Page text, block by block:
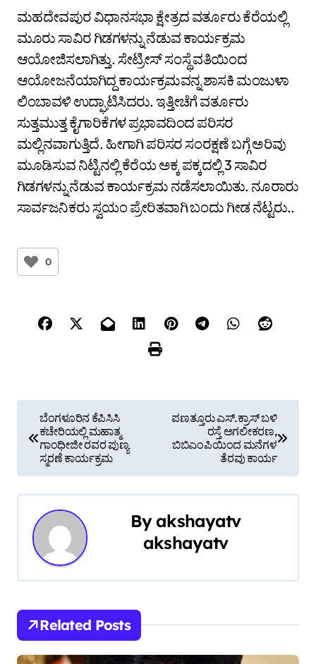
ಮಹದೇವಪುರ ವಿಧಾನಸಭಾ ಕ್ಷೇತ್ರದ ವರ್ತೂರು ಕೆರೆಯಲ್ಲಿ
ಮೂರು ಸಾವಿರ ಗಿಡಗಳನ್ನು ನೆಡುವ ಕಾರ್ಯಕ್ರಮ
ಆಯೋಜಿಸಲಾಗಿತ್ತು. ಸೇಟ್ರೀಸ್ ಸಂಸ್ಥೆ ವತಿಯಿಂದ
ಆಯೋಜನೆಯಾಗಿದ್ದ ಕಾರ್ಯಕ್ರಮವನ್ನ ಶಾಸಕಿ ಮಂಜುಳಾ
ಲಿಂಬಾವಳಿ ಉದ್ಘಾಟಿಸಿದರು. ಇತ್ತೀಚೆಗೆ ವರ್ತೂರು
ಸುತ್ತಮುತ್ತ ಕೈಗಾರಿಕೆಗಳ ಪ್ರಭಾವದಿಂದ ಪರಿಸರ
ಮಲ್ಲಿನವಾಗುತ್ತಿದೆ. ಹೀಗಾಗಿ ಪರಿಸರ ಸಂರಕ್ಷಣೆ ಬಗ್ಗೆ ಅರಿವು
ಮೂಡಿಸುವ ನಿಟ್ಟಿನಲ್ಲಿ ಕೆರೆಯ ಅಕ್ಕ ಪಕ್ಕದಲ್ಲಿ 3 ಸಾವಿರ
ಗಿಡಗಳನ್ನು ನೆಡುವ ಕಾರ್ಯಕ್ರಮ ನಡೆಸಲಾಯಿತು. ನೂರಾರು
ಸಾರ್ವಜನಿಕರು ಸ್ವಯಂ ಪ್ರೇರಿತವಾಗಿ ಬಂದು ಗೀಡ ನೆಟ್ಟರು..
0
o
s
t
v
i
g
ಬೆಂಗಳೂರಿನ ಕೆಪಿಸಿಸಿ
ಕಚೇರಿಯಲ್ಲಿ ಮಹಾತ್ಮ
ಗಾಂಧೀಜೀ ರವರ ಪುಣ್ಯ
ಸ್ಮರಣೆ ಕಾರ್ಯಕ್ರಮ
ಪಣತ್ತೂರು ಎಸ್.ಕ್ರಾಸ್ ಬಳಿ
ರಸ್ತೆ ಅಗಲೀಕರಣ,
ಬಿಬಿಎಂಪಿಯಿಂದ ಮನೆಗಳ
ತೆರವು ಕಾರ್ಯ
Byakshayatv
akshayatv
Related Posts